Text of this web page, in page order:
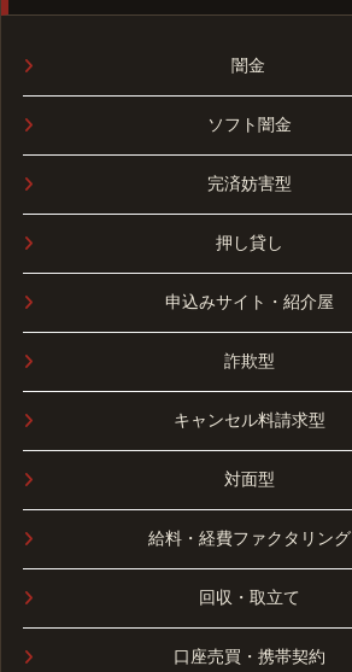
闇金
ソフト闇金
完済妨害型
押し貸し
申込みサイト・紹介屋
詐欺型
キャンセル料請求型
対面型
給料・経費ファクタリング
回収・取立て
口座売買・携帯契約